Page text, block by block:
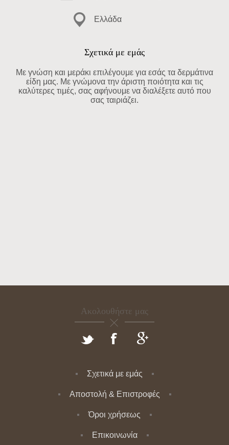
Ελλάδα
Σχετικά με εμάς
Με γνώση και μεράκι επιλέγουμε για εσάς τα δερμάτινα
είδη μας. Με γνώμονα την άριστη ποιότητα και τις
καλύτερες τιμές, σας αφήνουμε να διαλέξετε αυτό που
σας ταιριάζει.
Ακολουθήστε μας
Σχετικά με εμάς
Αποστολή & Επιστροφές
Όροι χρήσεως
Επικοινωνία